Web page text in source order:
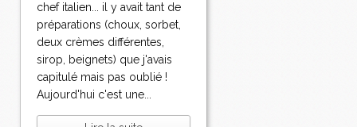
chef italien... il y avait tant de
préparations (choux, sorbet,
deux crèmes différentes,
sirop, beignets) que j'avais
capitulé mais pas oublié !
Aujourd'hui c'est une...